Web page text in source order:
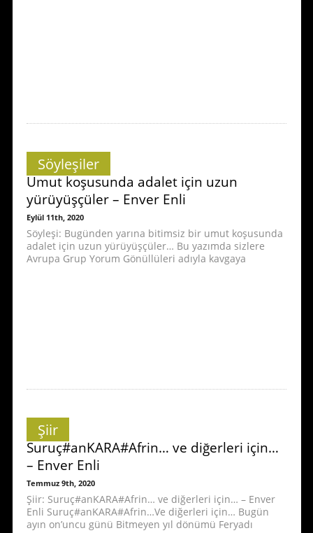
Söyleşiler
Umut koşusunda adalet için uzun
yürüyüşçüler – Enver Enli
Eylül 11th, 2020
Söyleşi: Bugünden yarına bitimsiz bir umut koşusunda
adalet için uzun yürüyüşçüler… Bu yazımda sizlere
Avrupa Grup Yorum Gönüllüleri adıyla kavgaya
Şiir
Suruç#anKARA#Afrin… ve diğerleri için…
– Enver Enli
Temmuz 9th, 2020
Şiir: Suruç#anKARA#Afrin… ve diğerleri için… – Enver
Enli Suruç#anKARA#Afrin…Ve diğerleri için… Bugün
ayın on’uncu günü Bitmeyen yıl dönümü Feryadı